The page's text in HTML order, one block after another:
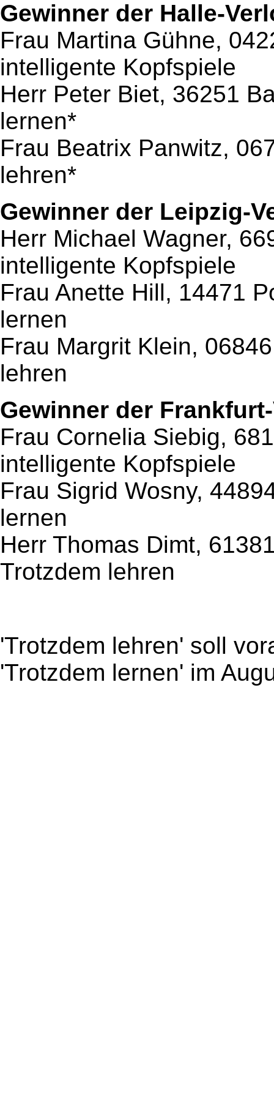
Gewinner der Halle-
Frau Martina Gühne,
intelligente Kopfspiele
Herr Peter Biet, 36251
lernen*
Frau Beatrix Panwitz,
lehren*
Gewinner der Leipzig-
Herr Michael Wagner,
intelligente Kopfspiele
Frau Anette Hill, 14471
lernen
Frau Margrit Klein,
lehren
Gewinner der
Frau Cornelia Siebig,
intelligente Kopfspiele
Frau Sigrid Wosny,
lernen
Herr Thomas Dimt,
Trotzdem lehren
'Trotzdem lehren' soll
'Trotzdem lernen' im